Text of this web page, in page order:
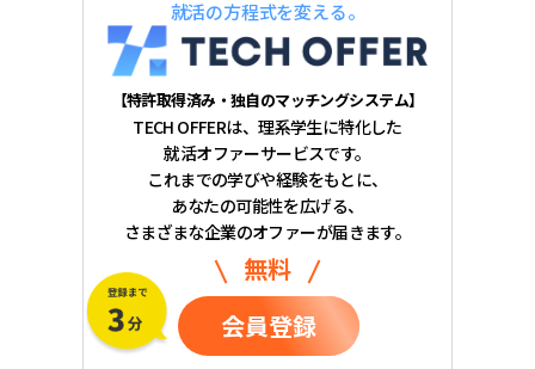
就活の方程式を変える。
【特許取得済み・独自のマッチングシステム】
TECH OFFERは、理系学生に特化した
就活オファーサービスです。
これまでの学びや経験をもとに、
あなたの可能性を広げる、
さまざまな企業のオファーが届きます。
無料
会員登録